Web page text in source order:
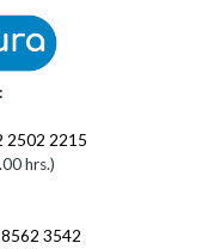
2502 2215
hrs.)
3542